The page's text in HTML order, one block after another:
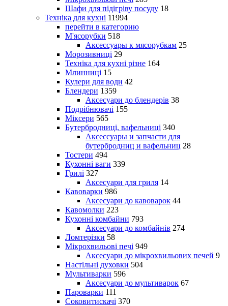
Шафи для підігріву посуду 18
Техніка для кухні 11994
перейти в категорию
М'ясорубки 518
Аксессуары к мясорубкам 25
Морозивниці 29
Техніка для кухні різне 164
Млинниці 15
Кулери для води 42
Блендери 1359
Аксесуари до блендерів 38
Подрібнювачі 155
Міксери 565
Бутербродниці, вафельниці 340
Аксессуары и запчасти для
бутербродниц и вафельниц 28
Тостери 494
Кухонні ваги 339
Грилі 327
Аксесуари для гриля 14
Кавоварки 986
Аксесуари до кавоварок 44
Кавомолки 223
Кухонні комбайни 793
Аксесуари до комбайнів 274
Ломтерізки 58
Мікрохвильові печі 949
Аксесуари до мікрохвильових печей 9
Настільні духовки 504
Мультиварки 596
Аксесуари до мультиварок 67
Пароварки 111
Соковитискачі 370